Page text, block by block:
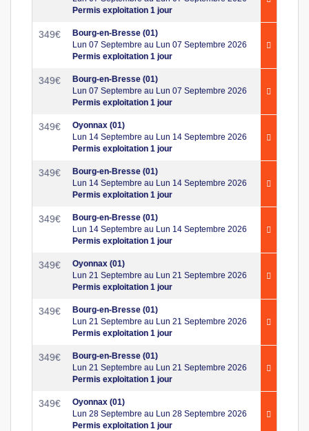
Permis exploitation 1 jour
349€
Bourg-en-Bresse (01)
Lun 07 Septembre au Lun 07 Septembre 2026
Permis exploitation 1 jour
349€
Bourg-en-Bresse (01)
Lun 07 Septembre au Lun 07 Septembre 2026
Permis exploitation 1 jour
349€
Oyonnax (01)
Lun 14 Septembre au Lun 14 Septembre 2026
Permis exploitation 1 jour
349€
Bourg-en-Bresse (01)
Lun 14 Septembre au Lun 14 Septembre 2026
Permis exploitation 1 jour
349€
Bourg-en-Bresse (01)
Lun 14 Septembre au Lun 14 Septembre 2026
Permis exploitation 1 jour
349€
Oyonnax (01)
Lun 21 Septembre au Lun 21 Septembre 2026
Permis exploitation 1 jour
349€
Bourg-en-Bresse (01)
Lun 21 Septembre au Lun 21 Septembre 2026
Permis exploitation 1 jour
349€
Bourg-en-Bresse (01)
Lun 21 Septembre au Lun 21 Septembre 2026
Permis exploitation 1 jour
349€
Oyonnax (01)
Lun 28 Septembre au Lun 28 Septembre 2026
Permis exploitation 1 jour